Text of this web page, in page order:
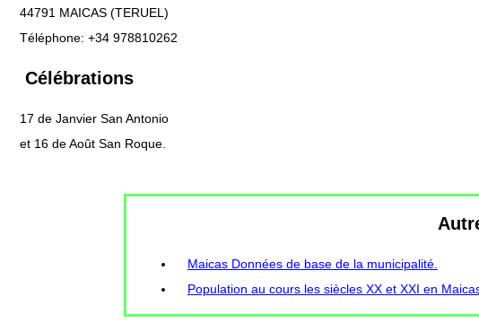
44791 MAICAS (TERUEL)
Téléphone: +34 978810262
Célébrations
17 de Janvier San Antonio
et 16 de Août San Roque.
Maicas Données de base de la municipalité.
Population au cours les siècles XX et XXI en